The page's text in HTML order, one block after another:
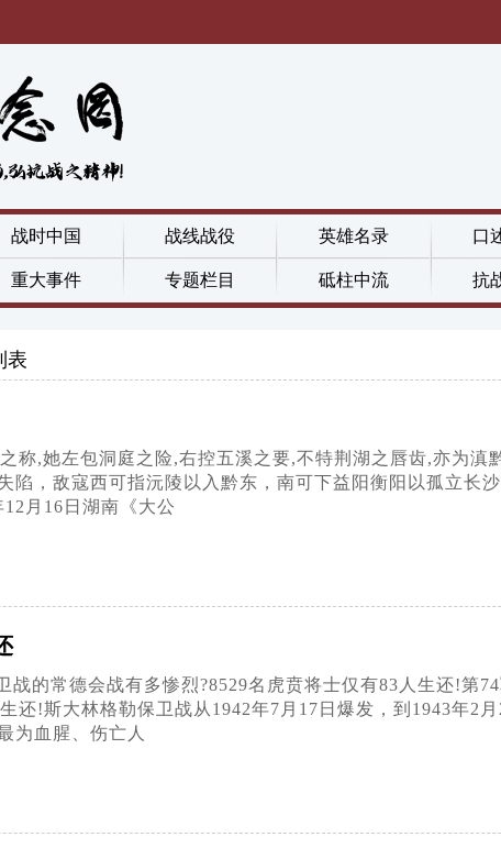
战时中国 战线战役 英雄名录 口
重大事件 专题栏目 砥柱中流 抗
表
称,她左包洞庭之险,右控五溪之要,不特荆湖之唇齿,亦为
陷，敌寇西可指沅陵以入黔东，南可下益阳衡阳以孤立长
月16日湖南《大公
战的常德会战有多惨烈?8529名虎贲将士仅有83人生还!第
还!斯大林格勒保卫战从1942年7月17日爆发，到1943年2
为血腥、伤亡人